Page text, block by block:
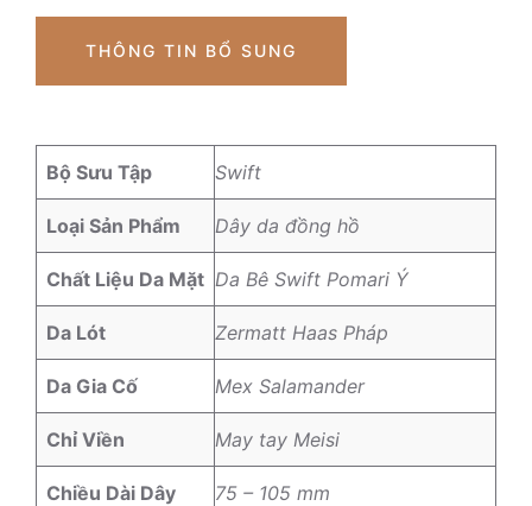
THÔNG TIN BỔ SUNG
Bộ Sưu Tập Swift
Loại Sản Phẩm Dây da đồng hồ
Chất Liệu Da Mặt Da Bê Swift Pomari Ý
Da Lót Zermatt Haas Pháp
Da Gia Cố Mex Salamander
Chỉ Viền May tay Meisi
Chiều Dài Dây 75 – 105 mm